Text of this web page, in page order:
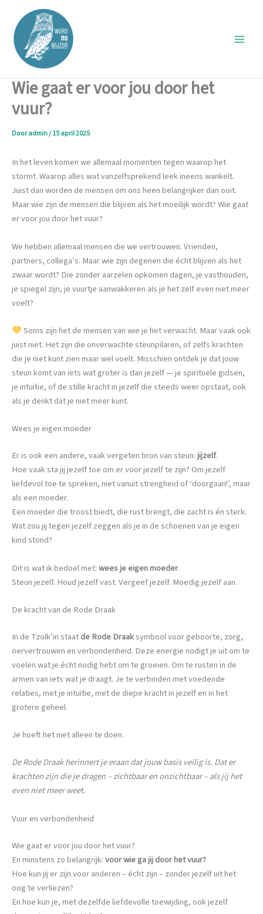
inhoud
Wie gaat er voor jou door het
vuur?
Dooradmin/15 april 2025
In het leven komen we allemaal momenten tegen waarop het
stormt. Waarop alles wat vanzelfsprekend leek ineens wankelt.
Juist dan worden de mensen om ons heen belangrijker dan ooit.
Maar wie zijn de mensen die blijven als het moeilijk wordt? Wie gaat
er voor jou door het vuur?
We hebben allemaal mensen die we vertrouwen. Vrienden,
partners, collega’s. Maar wie zijn degenen die écht blijven als het
zwaar wordt? Die zonder aarzelen opkomen dagen, je vasthouden,
je spiegel zijn, je vuurtje aanwakkeren als je het zelf even niet meer
voelt?
Soms zijn het de mensen van wie je het verwacht. Maar vaak ook
juist niet. Het zijn die onverwachte steunpilaren, of zelfs krachten
die je niet kunt zien maar wel voelt. Misschien ontdek je dat jouw
steun komt van iets wat groter is dan jezelf — je spirituele gidsen,
je intuïtie, of de stille kracht in jezelf die steeds weer opstaat, ook
als je denkt dat je niet meer kunt.
Wees je eigen moeder
Er is ook een andere, vaak vergeten bron van steun:jijzelf.
Hoe vaak sta jij jezelf toe om er voor jezelf te zijn? Om jezelf
liefdevol toe te spreken, niet vanuit strengheid of ‘doorgaan!’, maar
als een moeder.
Een moeder die troost biedt, die rust brengt, die zacht is én sterk.
Wat zou jij tegen jezelf zeggen als je in de schoenen van je eigen
kind stond?
Dit is wat ik bedoel met:wees je eigen moeder.
Steun jezelf. Houd jezelf vast. Vergeef jezelf. Moedig jezelf aan.
De kracht van de Rode Draak
In de Tzolk’in staatde Rode Draaksymbool voor geboorte, zorg,
oervertrouwen en verbondenheid. Deze energie nodigt je uit om te
voelen wat je écht nodig hebt om te groeien. Om te rusten in de
armen van iets wat je draagt. Je te verbinden met voedende
relaties, met je intuïtie, met de diepe kracht in jezelf en in het
grotere geheel.
Je hoeft het niet alleen te doen.
De Rode Draak herinnert je eraan dat jouw basis veilig is. Dat er
krachten zijn die je dragen – zichtbaar en onzichtbaar – als jij het
even niet meer weet.
Vuur en verbondenheid
Wie gaat er voor jou door het vuur?
En minstens zo belangrijk:voor wie ga jij door het vuur?
Hoe kun jij er zijn voor anderen – écht zijn – zonder jezelf uit het
oog te verliezen?
En hoe kun je, met dezelfde liefdevolle toewijding, ook jezelf